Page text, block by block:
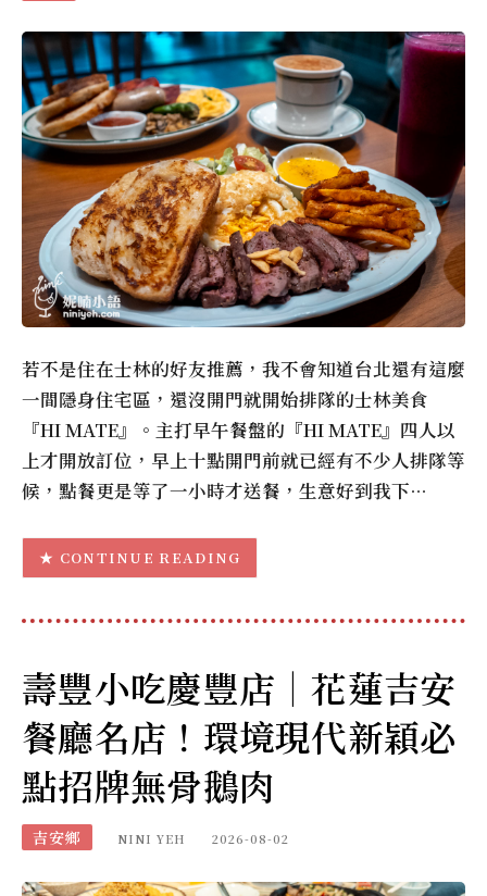
若不是住在士林的好友推薦，我不會知道台北還有這麼
一間隱身住宅區，還沒開門就開始排隊的士林美食
『HI MATE』。主打早午餐盤的『HI MATE』四人以
上才開放訂位，早上十點開門前就已經有不少人排隊等
候，點餐更是等了一小時才送餐，生意好到我下…
CONTINUE READING
壽豐小吃慶豐店｜花蓮吉安
餐廳名店！環境現代新穎必
點招牌無骨鵝肉
吉安鄉 NINI YEH 2026-08-02